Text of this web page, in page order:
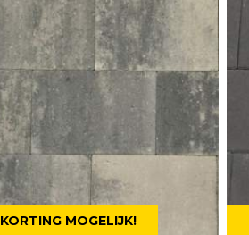
KORTING MOGELIJK!